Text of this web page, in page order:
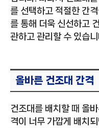
를 선택하고 적절한 간
를 통해 더욱 신선하고
관하고 관리할 수 있습니
올바른 건조대 간격
건조대를 배치할 때 올
격이 너무 가깝게 배치